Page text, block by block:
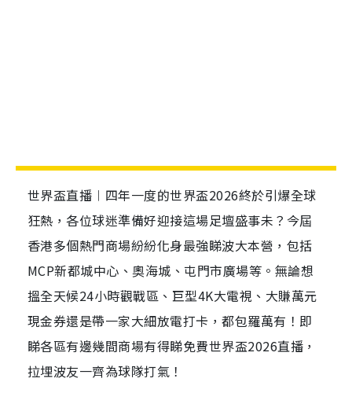
世界盃直播︱四年一度的世界盃2026終於引爆全球
狂熱，各位球迷準備好迎接這場足壇盛事未？今屆
香港多個熱門商場紛紛化身最強睇波大本營，包括
MCP新都城中心、奧海城、屯門市廣場等。無論想
搵全天候24小時觀戰區、巨型4K大電視、大賺萬元
現金券還是帶一家大細放電打卡，都包羅萬有！即
睇各區有邊幾間商場有得睇免費世界盃2026直播，
拉埋波友一齊為球隊打氣！